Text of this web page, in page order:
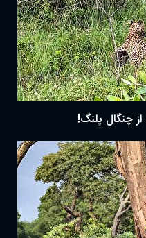
چنگال پلنگ!